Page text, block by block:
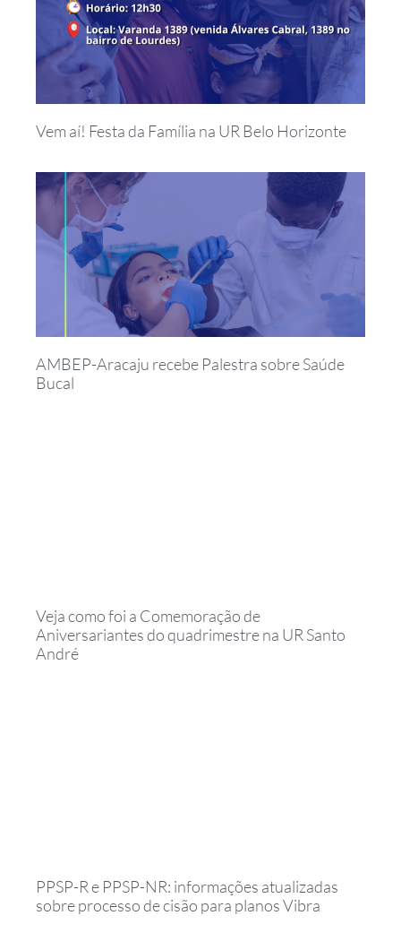
Vem aí! Festa da Família na UR Belo Horizonte
AMBEP-Aracaju recebe Palestra sobre Saúde
Bucal
Veja como foi a Comemoração de
Aniversariantes do quadrimestre na UR Santo
André
PPSP-R e PPSP-NR: informações atualizadas
sobre processo de cisão para planos Vibra